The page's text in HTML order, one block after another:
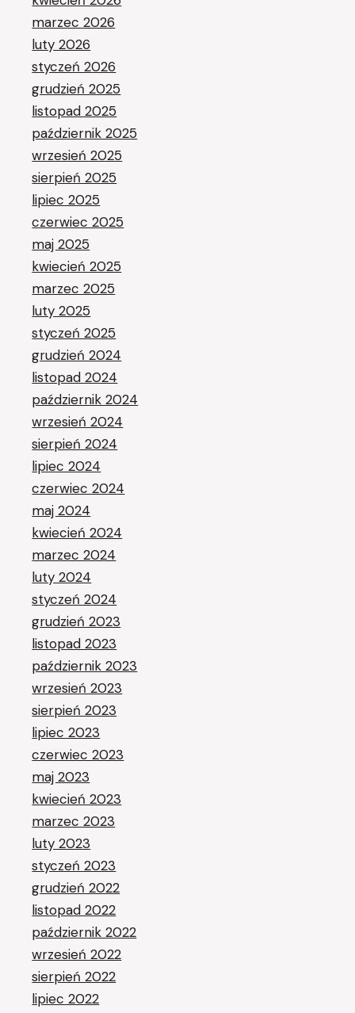
marzec 2026
luty 2026
styczeń 2026
grudzień 2025
listopad 2025
październik 2025
wrzesień 2025
sierpień 2025
lipiec 2025
czerwiec 2025
maj 2025
kwiecień 2025
marzec 2025
luty 2025
styczeń 2025
grudzień 2024
listopad 2024
październik 2024
wrzesień 2024
sierpień 2024
lipiec 2024
czerwiec 2024
maj 2024
kwiecień 2024
marzec 2024
luty 2024
styczeń 2024
grudzień 2023
listopad 2023
październik 2023
wrzesień 2023
sierpień 2023
lipiec 2023
czerwiec 2023
maj 2023
kwiecień 2023
marzec 2023
luty 2023
styczeń 2023
grudzień 2022
listopad 2022
październik 2022
wrzesień 2022
sierpień 2022
lipiec 2022